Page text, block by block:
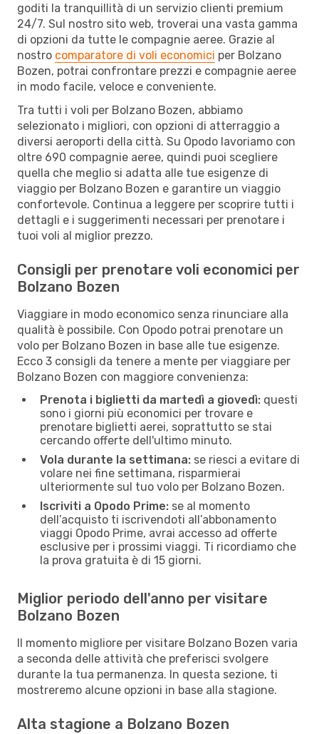
goditi la tranquillità di un servizio clienti premium
24/7. Sul nostro sito web, troverai una vasta gamma
di opzioni da tutte le compagnie aeree. Grazie al
nostro comparatore di voli economici per Bolzano
Bozen, potrai confrontare prezzi e compagnie aeree
in modo facile, veloce e conveniente.
Tra tutti i voli per Bolzano Bozen, abbiamo
selezionato i migliori, con opzioni di atterraggio a
diversi aeroporti della città. Su Opodo lavoriamo con
oltre 690 compagnie aeree, quindi puoi scegliere
quella che meglio si adatta alle tue esigenze di
viaggio per Bolzano Bozen e garantire un viaggio
confortevole. Continua a leggere per scoprire tutti i
dettagli e i suggerimenti necessari per prenotare i
tuoi voli al miglior prezzo.
Consigli per prenotare voli economici per
Bolzano Bozen
Viaggiare in modo economico senza rinunciare alla
qualità è possibile. Con Opodo potrai prenotare un
volo per Bolzano Bozen in base alle tue esigenze.
Ecco 3 consigli da tenere a mente per viaggiare per
Bolzano Bozen con maggiore convenienza:
Prenota i biglietti da martedì a giovedì: questi
sono i giorni più economici per trovare e
prenotare biglietti aerei, soprattutto se stai
cercando offerte dell'ultimo minuto.
Vola durante la settimana: se riesci a evitare di
volare nei fine settimana, risparmierai
ulteriormente sul tuo volo per Bolzano Bozen.
Iscriviti a Opodo Prime: se al momento
dell’acquisto ti iscrivendoti all’abbonamento
viaggi Opodo Prime, avrai accesso ad offerte
esclusive per i prossimi viaggi. Ti ricordiamo che
la prova gratuita è di 15 giorni.
Miglior periodo dell'anno per visitare
Bolzano Bozen
Il momento migliore per visitare Bolzano Bozen varia
a seconda delle attività che preferisci svolgere
durante la tua permanenza. In questa sezione, ti
mostreremo alcune opzioni in base alla stagione.
Alta stagione a Bolzano Bozen